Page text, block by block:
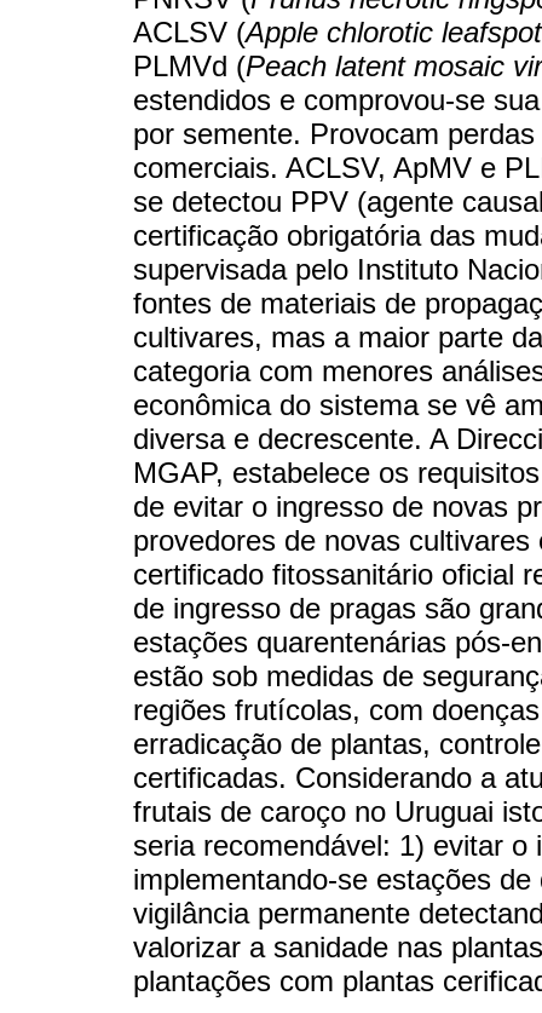
ACLSV (Apple chlorotic
PLMVd (Peach latent mosaic
estendidos e comprovou-se
por semente. Provocam
comerciais. ACLSV, ApMV e
se detectou PPV (agente
certificação obrigatória das
supervisada pelo Instituto
fontes de materiais de
cultivares, mas a maior parte
categoria com menores
econômica do sistema se vê
diversa e decrescente. A
MGAP, estabelece os
de evitar o ingresso de novas
provedores de novas
certificado fitossanitário oficial
de ingresso de pragas são
estações quarentenárias pós-
estão sob medidas de
regiões frutícolas, com
erradicação de plantas,
certificadas. Considerando a
frutais de caroço no Uruguai
seria recomendável: 1) evitar o
implementando-se estações
vigilância permanente
valorizar a sanidade nas
plantações com plantas